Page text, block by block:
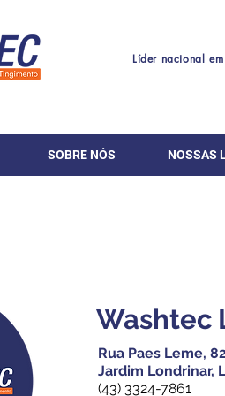
Líder nacional
SOBRE NÓS NOSSAS
Washtec
Rua Paes Leme,
Jardim Londrinar,
(43) 3324-7861